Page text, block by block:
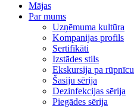
Mājas
Par mums
Uzņēmuma kultūra
Kompanijas profils
Sertifikāti
Izstādes stils
Ekskursija pa rūpnīcu
Šasiju sērija
Dezinfekcijas sērija
Piegādes sērija